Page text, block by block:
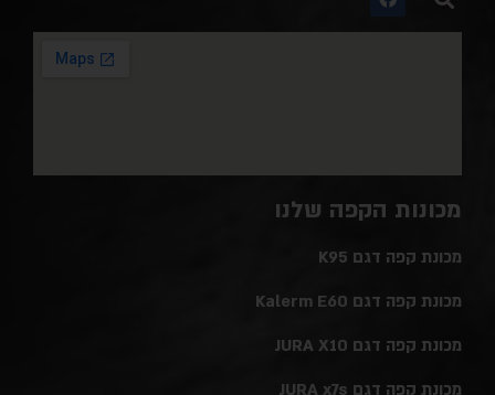
מכונות הקפה שלנו
מכונת קפה דגם K95
מכונת קפה דגם Kalerm E60
מכונת קפה דגם JURA X10
מכונת קפה דגם JURA x7s